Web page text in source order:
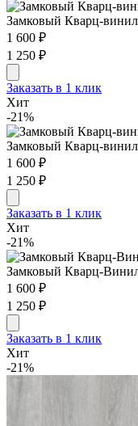
Замковый Кварц-
1 600 ₽
1 250 ₽
Заказать в 1 клик
Хит
-21%
Замковый Кварц-
1 600 ₽
1 250 ₽
Заказать в 1 клик
Хит
-21%
Замковый Кварц-
1 600 ₽
1 250 ₽
Заказать в 1 клик
Хит
-21%